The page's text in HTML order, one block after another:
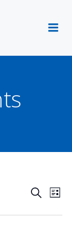
R
e
Recherche
N
a
Liste